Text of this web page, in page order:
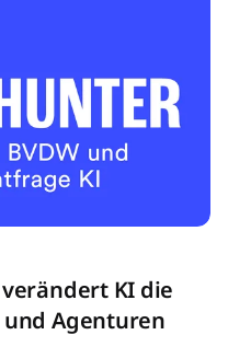
verändert KI die
Agenturen